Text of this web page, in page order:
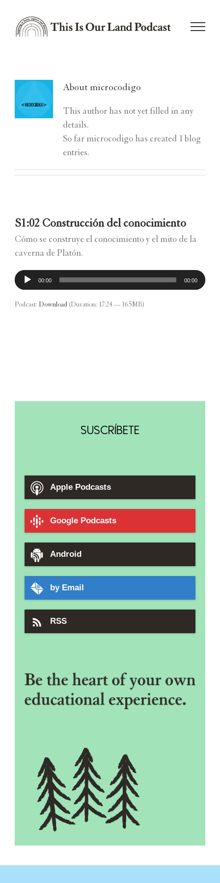
content
About microcodigo
This author has not yet filled in any
details.
So far microcodigo has created 1 blog
entries.
S1:02 Construcción del conocimiento
Cómo se construye el conocimiento y el mito de la
caverna de Platón.
Reproductor
de
audio
00:00 00:00
Podcast: Download (Duration: 17:24 — 16.5MB)
SUSCRÍBETE
Apple Podcasts
Google Podcasts
Android
by Email
RSS